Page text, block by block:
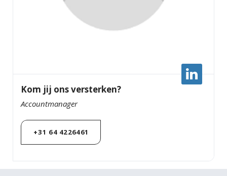
Kom jij ons versterken?
Accountmanager
+31 64 4226461